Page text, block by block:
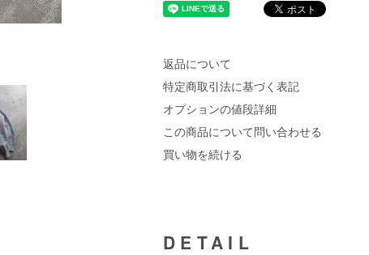
返品について
特定商取引法に基づく表記
オプションの値段詳細
この商品について問い合わせる
買い物を続ける
DETAIL